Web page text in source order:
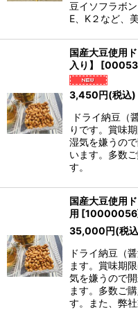
豆イソフラボ
E、K２など
国産大豆使用
入り】
[00053
3,450 円(税込)
ドライ納豆（
りです。賞味
湿気を嫌うの
います。多数
す。
国産大豆使用
用 [10000056
35,000 円(税
ドライ納豆（
ます。賞味期
気を嫌うので
ます。多数ご
す。また、弊